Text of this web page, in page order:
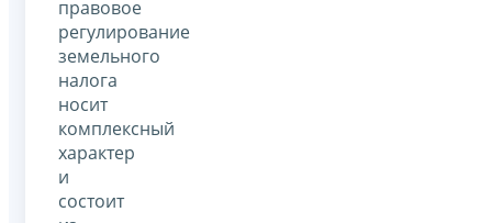
правовое
регулирование
земельного
налога
носит
комплексный
характер
и
состоит